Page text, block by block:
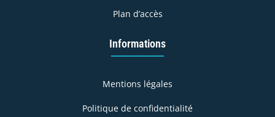
Plan d’accès
Informations
Mentions légales
Politique de confidentialité